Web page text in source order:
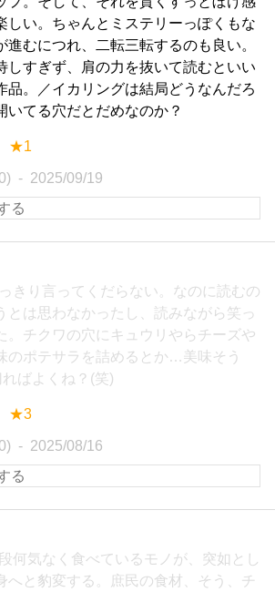
しい。ちゃんとミステリーっぽくもな
進むにつれ、二転三転するのも良い。
しすぎず、肩の力を抜いて読むといい
品。／イカリングは結局どうなんだろ
いてる穴だとだめなのか？
★1
2025/09/19
きり言ってくだらない。なのに読むの
とは思わなかったし、読みながら笑っ
。チクワの穴にキュウリやらチーズや
のポテサラを詰めるとか…美味そう
ばよくね？(笑)
★3
2025/08/16
何気なく食べているモノが、突如とし
へと豹変する。庶民の食材、そう、チ